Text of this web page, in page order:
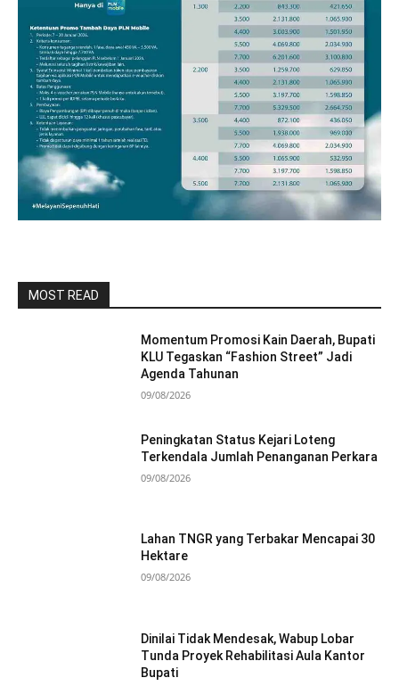
MOST READ
Momentum Promosi Kain Daerah, Bupati
KLU Tegaskan “Fashion Street” Jadi
Agenda Tahunan
09/08/2026
Peningkatan Status Kejari Loteng
Terkendala Jumlah Penanganan Perkara
09/08/2026
Lahan TNGR yang Terbakar Mencapai 30
Hektare
09/08/2026
Dinilai Tidak Mendesak, Wabup Lobar
Tunda Proyek Rehabilitasi Aula Kantor
Bupati